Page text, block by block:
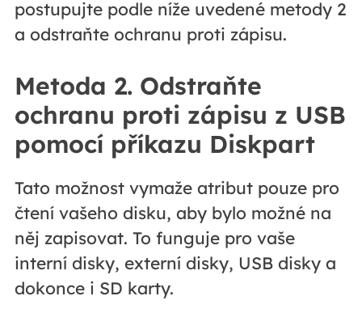
postupujte podle níže uvedené metody 2
a odstraňte ochranu proti zápisu.
Metoda 2. Odstraňte
ochranu proti zápisu z USB
pomocí příkazu Diskpart
Tato možnost vymaže atribut pouze pro
čtení vašeho disku, aby bylo možné na
něj zapisovat. To funguje pro vaše
interní disky, externí disky, USB disky a
dokonce i SD karty.